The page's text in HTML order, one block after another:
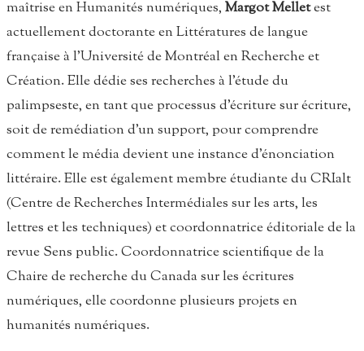
maîtrise en Humanités numériques, Margot Melletest
actuellement doctorante en Littératures de langue
française à l’Université de Montréal en Recherche et
Création. Elle dédie ses recherches à l’étude du
palimpseste, en tant que processus d’écriture sur écriture,
soit de remédiation d’un support, pour comprendre
comment le média devient une instance d’énonciation
littéraire. Elle est également membre étudiante du CRIalt
(Centre de Recherches Intermédiales sur les arts, les
lettres et les techniques) et coordonnatrice éditoriale de la
revue Sens public. Coordonnatrice scientifique de la
Chaire de recherche du Canada sur les écritures
numériques, elle coordonne plusieurs projets en
humanités numériques.